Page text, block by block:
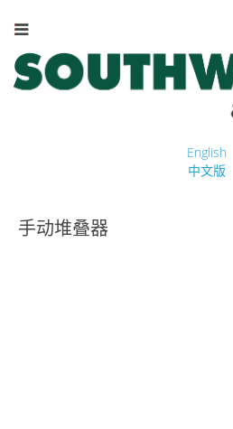
English
中文版
手动堆叠器